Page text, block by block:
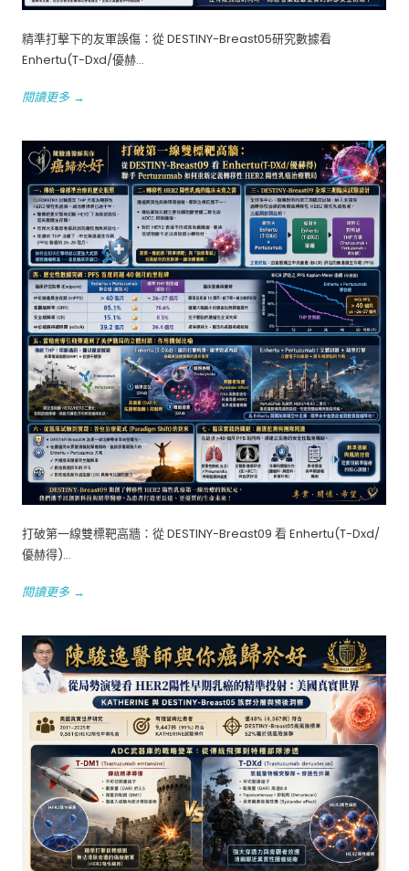
精準打擊下的友軍誤傷：從 DESTINY-Breast05研究數據看
Enhertu(T-Dxd/優赫...
閱讀更多 →
打破第一線雙標靶高牆：從 DESTINY-Breast09 看 Enhertu(T-Dxd/
優赫得)...
閱讀更多 →